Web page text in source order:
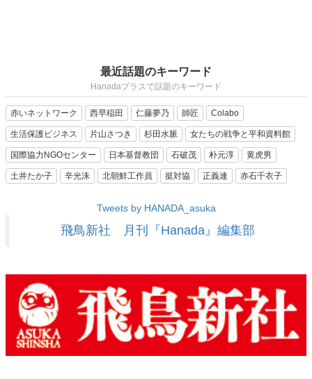
最近話題のキーワード
Hanadaプラスで話題のキーワード
赤いネットワーク 西早稲田 仁藤夢乃 師匠 Colabo
生活保護ビジネス 片山さつき 杉田水脈 女たちの戦争と平和資料館
国際協力NGOセンター 日本基督教団 石破茂 朴元淳 黄虎男
土井たか子 辛光洙 北朝鮮工作員 挺対協 正義連 赤石千衣子
Tweets by HANADA_asuka
飛鳥新社 月刊『Hanada』編集部